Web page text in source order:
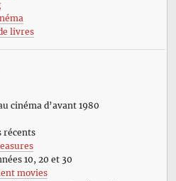
livres
cinéma d’avant 1980
récents
10, 20 et 30
movies